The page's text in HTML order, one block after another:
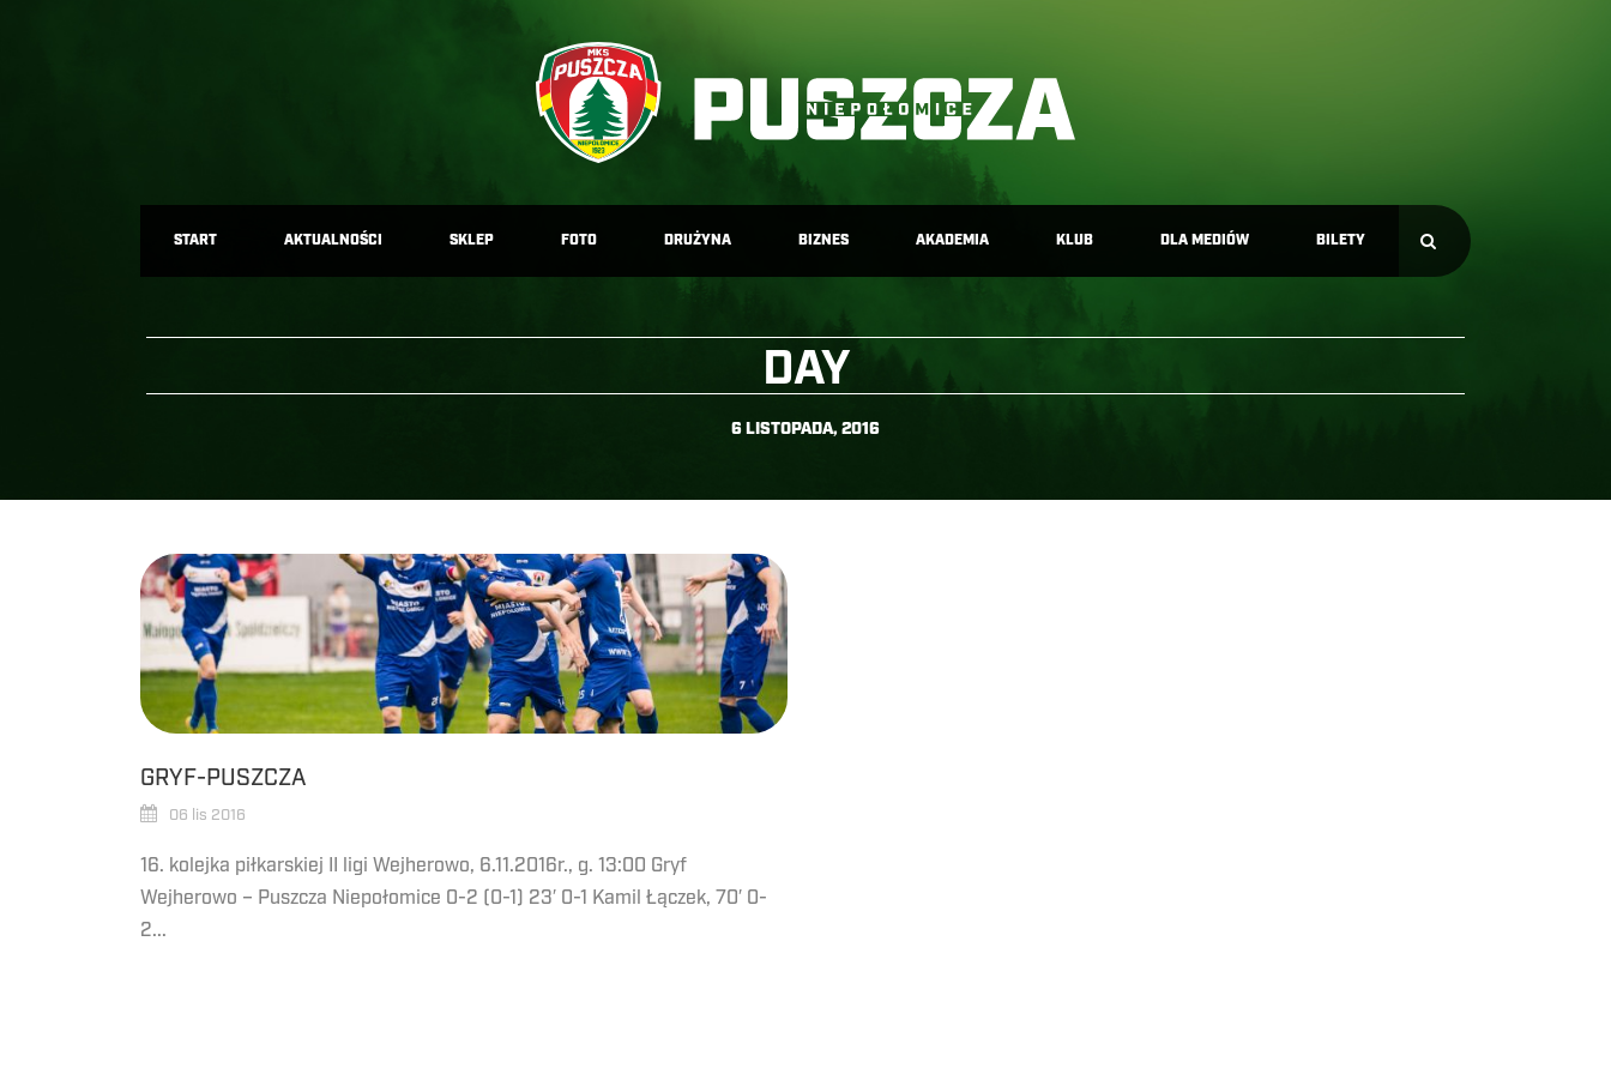
START AKTUALNOŚCI SKLEP FOTO DRUŻYNA BIZNES AKADEMIA KLUB DLA MEDIÓW BILETY
DAY
6 LISTOPADA, 2016
GRYF-PUSZCZA
06 lis 2016
16. kolejka piłkarskiej II ligi Wejherowo, 6.11.2016r., g. 13:00 Gryf
Wejherowo – Puszcza Niepołomice 0-2 (0-1) 23′ 0-1 Kamil Łączek, 70′ 0-
2...